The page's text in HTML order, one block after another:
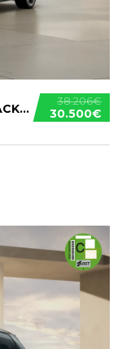
38.206€
30.500€
AUDI A1 SPORTBACK ADRENALIN BLACK EDITION S TRONIC 30 TFSI.....